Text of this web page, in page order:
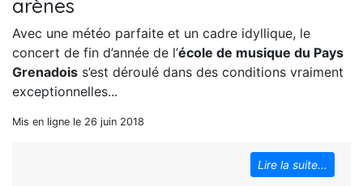
arènes
Avec une météo parfaite et un cadre idyllique, le
concert de fin d’année de l’école de musique du Pays
Grenadois s’est déroulé dans des conditions vraiment
exceptionnelles...
Mis en ligne le 26 juin 2018
Lire la suite...